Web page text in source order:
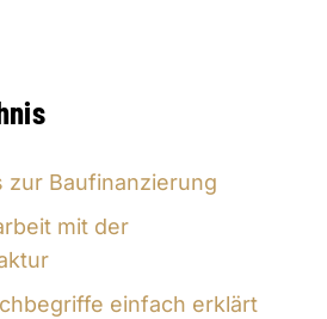
zur Baufinanzierung
mit der
einfach erklärt